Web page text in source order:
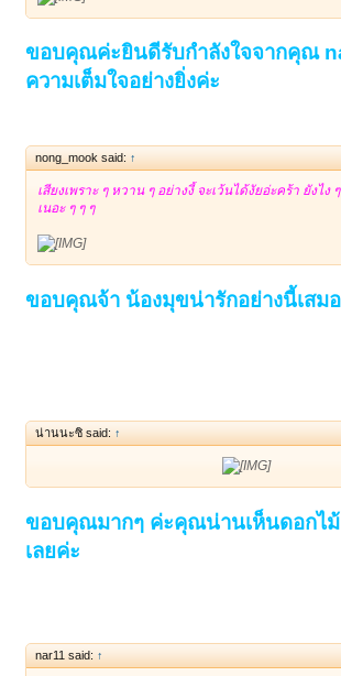
ขอบคุณค่ะยินดีรับกำลังใจจากคุณ
ความเต็มใจอย่างยิ่งค่ะ
nong_mook said: ↑
เสียงเพราะ ๆ หวาน ๆ อย่างงี้ จะเว้นได้งัยอ่ะคร้า ยังไง
เนอะ ๆ ๆ ๆ
ขอบคุณจ้า น้องมุขน่ารักอย่างนี้เสมอ
น่านนะซิ said: ↑
ขอบคุณมากๆ ค่ะคุณน่านเห็นดอกไ
เลยค่ะ
nar11 said: ↑